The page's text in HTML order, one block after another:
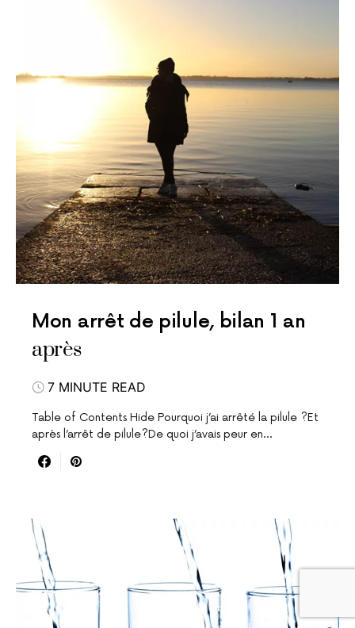
Mon arrêt de pilule, bilan 1 an
après
7 MINUTE READ
Table of Contents Hide Pourquoi j’ai arrêté la pilule ?Et
après l’arrêt de pilule?De quoi j’avais peur en…